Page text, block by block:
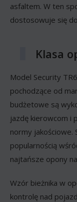
asfaltem. W ten
dostosowuje się
Klasa
Model Security
pochodzące od
budżetowe są
jazdę kierowcom i
normy jakościowe.
popularnością
najtańsze opony
Wzór bieżnika w
kontrolę nad